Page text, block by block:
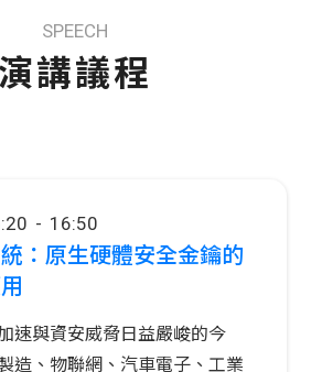
SPEECH
演講議程
- 16:50
：原生硬體安全金鑰的
速與資安威脅日益嚴峻的今
造、物聯網、汽車電子、工業